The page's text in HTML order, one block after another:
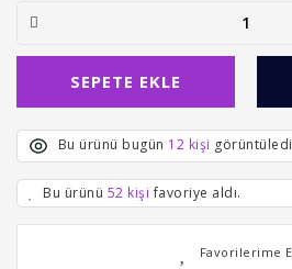
SEPETE EKLE
Bu ürünü bugün 12 kişi görüntüledi
Bu ürünü 52 kişi favoriye aldı.